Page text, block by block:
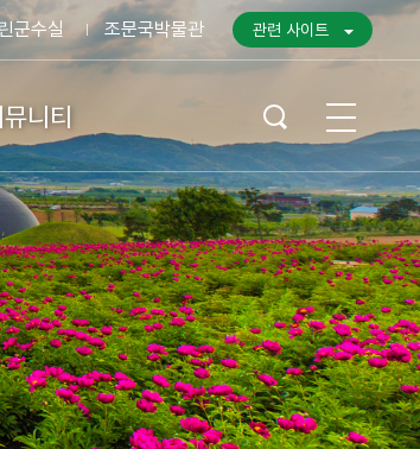
군수실 조문국박물관 관련 사이트
니티